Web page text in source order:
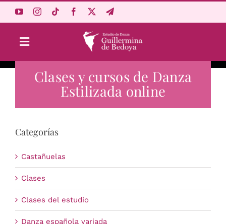
Toggle
Navigation
Aprende Online
Estudio
Carrito
Clases y cursos de Danza
Estilizada online
Categorías
Castañuelas
Clases
Clases del estudio
Danza española variada